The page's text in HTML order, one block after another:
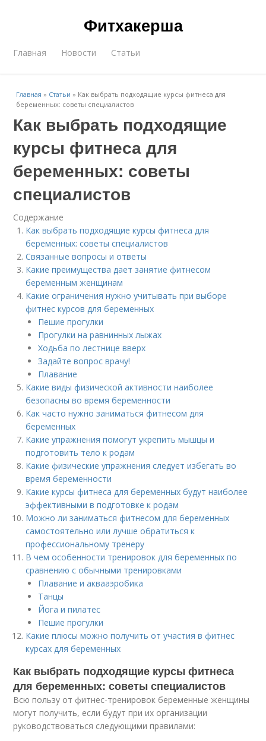
Фитхакерша
Главная Новости Статьи
Главная » Статьи » Как выбрать подходящие курсы фитнеса для
беременных: советы специалистов
Как выбрать подходящие
курсы фитнеса для
беременных: советы
специалистов
Содержание
Как выбрать подходящие курсы фитнеса для
беременных: советы специалистов
Связанные вопросы и ответы
Какие преимущества дает занятие фитнесом
беременным женщинам
Какие ограничения нужно учитывать при выборе
фитнес курсов для беременных
Пешие прогулки
Прогулки на равнинных лыжах
Ходьба по лестнице вверх
Задайте вопрос врачу!
Плавание
Какие виды физической активности наиболее
безопасны во время беременности
Как часто нужно заниматься фитнесом для
беременных
Какие упражнения помогут укрепить мышцы и
подготовить тело к родам
Какие физические упражнения следует избегать во
время беременности
Какие курсы фитнеса для беременных будут наиболее
эффективными в подготовке к родам
Можно ли заниматься фитнесом для беременных
самостоятельно или лучше обратиться к
профессиональному тренеру
В чем особенности тренировок для беременных по
сравнению с обычными тренировками
Плавание и аквааэробика
Танцы
Йога и пилатес
Пешие прогулки
Какие плюсы можно получить от участия в фитнес
курсах для беременных
Как выбрать подходящие курсы фитнеса
для беременных: советы специалистов
Всю пользу от фитнес-тренировок беременные женщины
могут получить, если будут при их организации
руководствоваться следующими правилами: